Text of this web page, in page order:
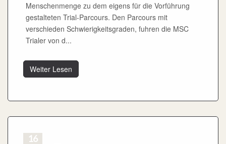
Menschenmenge zu dem eigens für die Vorführung
gestalteten Trial-Parcours. Den Parcours mit
verschieden Schwierigkeitsgraden, fuhren die MSC
Trialer von d...
Weiter Lesen
16